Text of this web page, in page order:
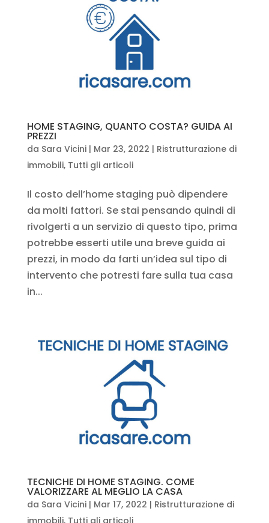
HOME STAGING, QUANTO COSTA? GUIDA AI
PREZZI
da Sara Vicini| Mar 23, 2022 | Ristrutturazione di
immobili, Tutti gli articoli
Il costo dell’home staging può dipendere
da molti fattori. Se stai pensando quindi di
rivolgerti a un servizio di questo tipo, prima
potrebbe esserti utile una breve guida ai
prezzi, in modo da farti un’idea sul tipo di
intervento che potresti fare sulla tua casa
in...
TECNICHE DI HOME STAGING. COME
VALORIZZARE AL MEGLIO LA CASA
da Sara Vicini| Mar 17, 2022 | Ristrutturazione di